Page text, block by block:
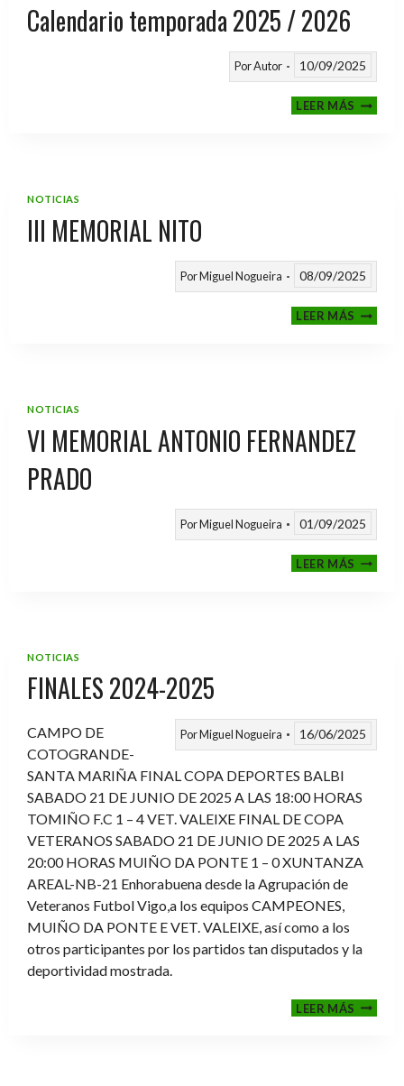
Calendario temporada 2025 / 2026
PorAutor 10/09/2025
LEER MÁS
NOTICIAS
III MEMORIAL NITO
PorMiguel Nogueira 08/09/2025
LEER MÁSIII
NOTICIAS
VI MEMORIAL ANTONIO FERNANDEZ
PRADO
PorMiguel Nogueira 01/09/2025
LEER MÁSVI
NOTICIAS
FINALES 2024-2025
PorMiguel Nogueira 16/06/2025
CAMPO DE
COTOGRANDE-
SANTA MARIÑA FINAL COPA DEPORTES BALBI
SABADO 21 DE JUNIO DE 2025 A LAS 18:00 HORAS
TOMIÑO F.C 1 – 4 VET. VALEIXE FINAL DE COPA
VETERANOS SABADO 21 DE JUNIO DE 2025 A LAS
20:00 HORAS MUIÑO DA PONTE 1 – 0 XUNTANZA
AREAL-NB-21 Enhorabuena desde la Agrupación de
Veteranos Futbol Vigo,a los equipos CAMPEONES,
MUIÑO DA PONTE E VET. VALEIXE, así como a los
otros participantes por los partidos tan disputados y la
deportividad mostrada.
LEER MÁS
2024-